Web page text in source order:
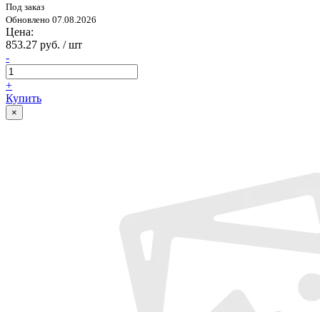
Под заказ
Обновлено 07.08.2026
Цена:
853.27 руб. / шт
-
+
Купить
×